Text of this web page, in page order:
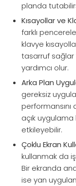
planda
Kısayollar ve
farklı
klavye
tasarruf sağlar
yardımcı olur.
Arka Plan
gereksiz
performansını
açık
etkileyebilir.
Çoklu Ekran
kullanmak da
Bir ekranda
ise yan